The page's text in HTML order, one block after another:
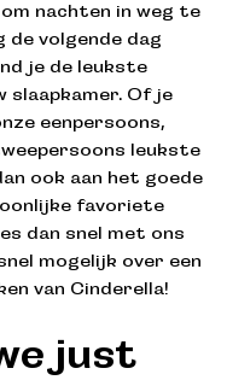
nachten in weg te
volgende dag
je de leukste
slaapkamer. Of je
eenpersoons,
leukste
ook aan het goede
favoriete
dan snel met ons
mogelijk over een
van Cinderella!
just